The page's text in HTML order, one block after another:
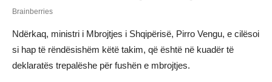
Ndërkaq, ministri i Mbrojtjes i Shqipërisë, Pirro Vengu, e cilësoi
si hap të rëndësishëm këtë takim, që është në kuadër të
deklaratës trepalëshe për fushën e mbrojtjes.